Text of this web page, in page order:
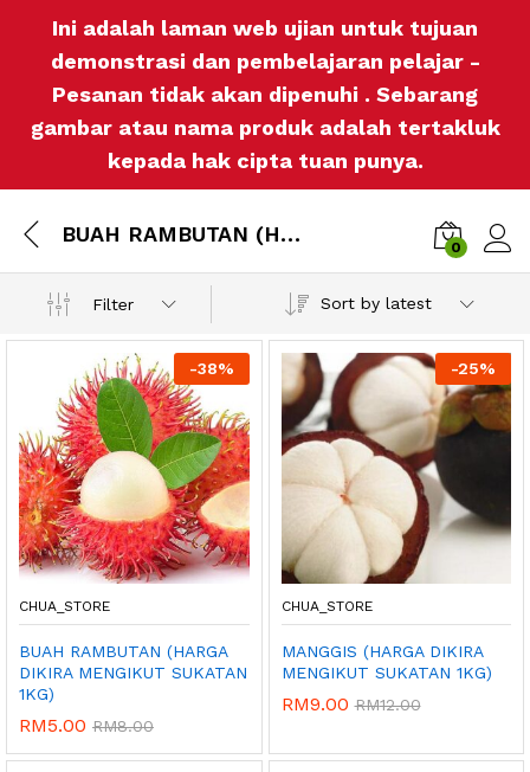
Ini adalah laman web ujian untuk tujuan
demonstrasi dan pembelajaran pelajar -
Pesanan tidak akan dipenuhi . Sebarang
gambar atau nama produk adalah tertakluk
kepada hak cipta tuan punya.
BUAH RAMBUTAN (HARGA DIKIRA MENGIKUT SUKATAN 1KG)
0
Filter Sort by latest
-38%
CHUA_STORE
BUAH RAMBUTAN (HARGA
DIKIRA MENGIKUT SUKATAN
1KG)
RM5.00 RM8.00
-25%
CHUA_STORE
MANGGIS (HARGA DIKIRA
MENGIKUT SUKATAN 1KG)
RM9.00 RM12.00